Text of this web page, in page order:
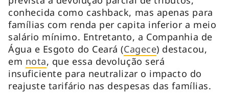
conhecida como cashback, mas apenas para
famílias com renda per capita inferior a meio
salário mínimo. Entretanto, a Companhia de
Água e Esgoto do Ceará (Cagece) destacou,
em nota, que essa devolução será
insuficiente para neutralizar o impacto do
reajuste tarifário nas despesas das famílias.